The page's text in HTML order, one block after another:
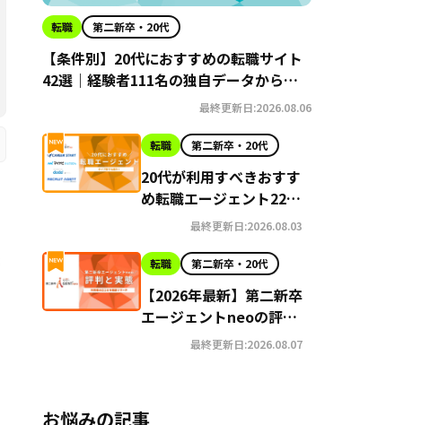
転職 第二新卒・20代
【条件別】20代におすすめの転職サイト
42選｜経験者111名の独自データから導
最終更新日:2026.08.06
転職 第二新卒・20代
20代が利用すべきおすす
め転職エージェント22選
【2026年最新】
最終更新日:2026.08.03
転職 第二新卒・20代
【2026年最新】第二新卒
エージェントneoの評判
はやばい？Google口コ
最終更新日:2026.08.07
お悩みの記事